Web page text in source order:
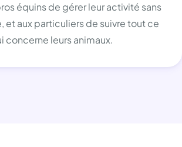
équins de gérer leur activité sans
et aux particuliers de suivre tout ce
concerne leurs animaux.